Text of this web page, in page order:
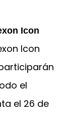
Icon
Icon
el
el 26 de